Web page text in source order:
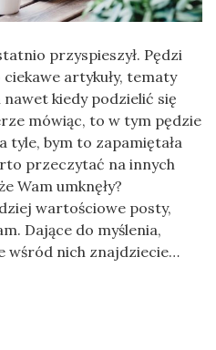
przyspieszył. Pędzi
artykuły, tematy
kiedy podzielić się
mówiąc, to w tym pędzie
tyle, bym to zapamiętała
przeczytać na innych
Wam umknęły?
wartościowe posty,
Dające do myślenia,
wśród nich znajdziecie…